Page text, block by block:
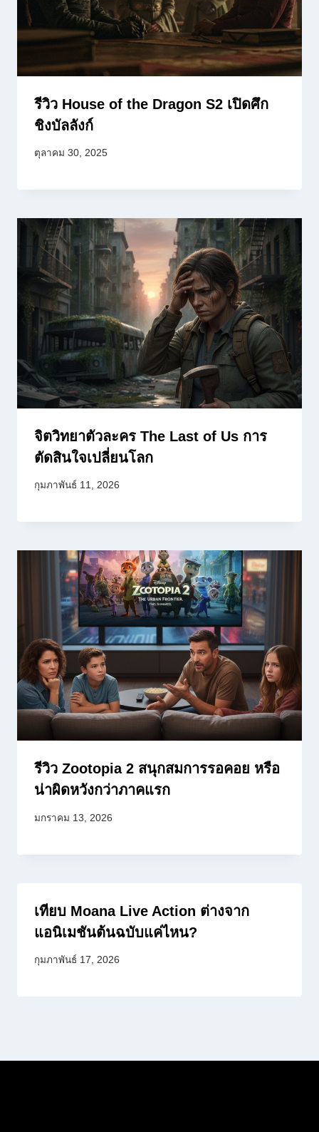
รีวิว House of the Dragon S2 เปิดศึก
ชิงบัลลังก์
ตุลาคม 30, 2025
จิตวิทยาตัวละคร The Last of Us การ
ตัดสินใจเปลี่ยนโลก
กุมภาพันธ์ 11, 2026
รีวิว Zootopia 2 สนุกสมการรอคอย หรือ
น่าผิดหวังกว่าภาคแรก
มกราคม 13, 2026
เทียบ Moana Live Action ต่างจาก
แอนิเมชันต้นฉบับแค่ไหน?
กุมภาพันธ์ 17, 2026